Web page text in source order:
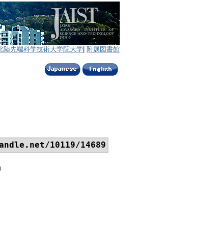
陸先端科学技術大学院大学 附属図書館
10119/14689